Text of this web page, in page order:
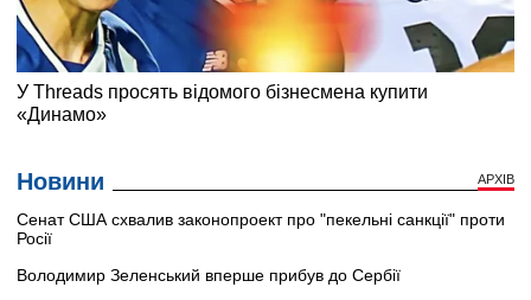
Новини АРХІВ
Сенат США схвалив законопроект про "пекельні санкції" проти
Росії
Володимир Зеленський вперше прибув до Сербії